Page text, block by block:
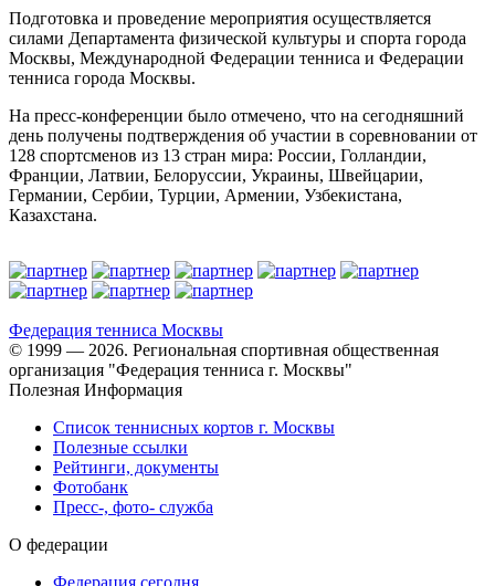
Подготовка и проведение мероприятия осуществляется
силами Департамента физической культуры и спорта города
Москвы, Международной Федерации тенниса и Федерации
тенниса города Москвы.
На пресс-конференции было отмечено, что на сегодняшний
день получены подтверждения об участии в соревновании от
128 спортсменов из 13 стран мира: России, Голландии,
Франции, Латвии, Белоруссии, Украины, Швейцарии,
Германии, Сербии, Турции, Армении, Узбекистана,
Казахстана.
Федерация тенниса Москвы
© 1999 — 2026. Региональная спортивная общественная
организация "Федерация тенниса г. Москвы"
Полезная Информация
Список теннисных кортов г. Москвы
Полезные ссылки
Рейтинги, документы
Фотобанк
Пресс-, фото- служба
О федерации
Федерация сегодня